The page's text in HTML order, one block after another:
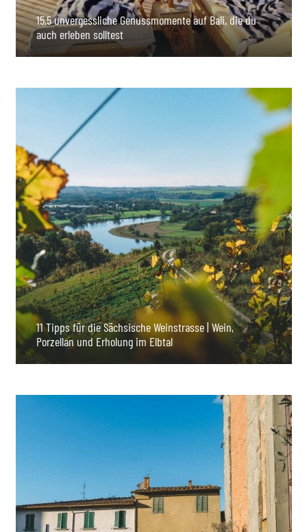
15,5 unvergessliche Genussmomente auf Bali, die du
auch erleben solltest
11 Tipps für die Sächsische Weinstrasse | Wein,
Porzellan und Erholung im Elbtal